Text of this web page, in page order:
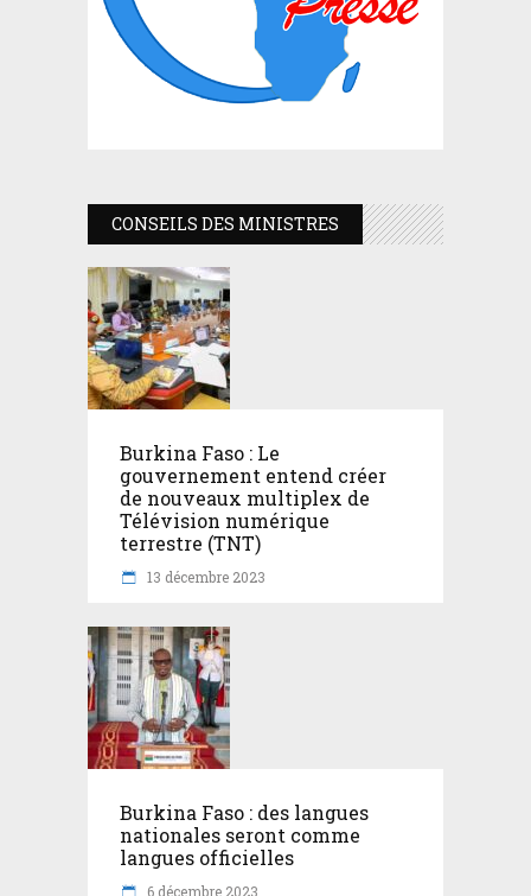
CONSEILS DES MINISTRES
Burkina Faso : Le
gouvernement entend créer
de nouveaux multiplex de
Télévision numérique
terrestre (TNT)
13 décembre 2023
Burkina Faso : des langues
nationales seront comme
langues officielles
6 décembre 2023